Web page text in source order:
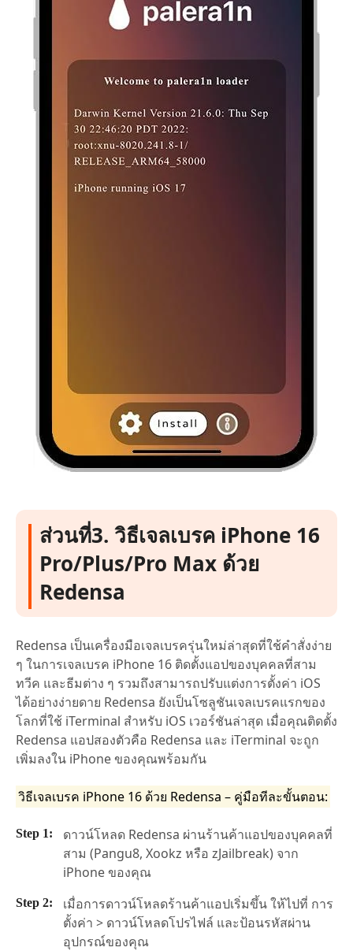
ส่วนที่3. วิธีเจลเบรค iPhone 16
Pro/Plus/Pro Max ด้วย
Redensa
Redensa เป็นเครื่องมือเจลเบรครุ่นใหม่ล่าสุดที่ใช้คำสั่งง่าย
ๆ ในการเจลเบรค iPhone 16 ติดตั้งแอปของบุคคลที่สาม
ทวีค และธีมต่าง ๆ รวมถึงสามารถปรับแต่งการตั้งค่า iOS
ได้อย่างง่ายดาย Redensa ยังเป็นโซลูชันเจลเบรคแรกของ
โลกที่ใช้ iTerminal สำหรับ iOS เวอร์ชันล่าสุด เมื่อคุณติดตั้ง
Redensa แอปสองตัวคือ Redensa และ iTerminal จะถูก
เพิ่มลงใน iPhone ของคุณพร้อมกัน
วิธีเจลเบรค iPhone 16 ด้วย Redensa – คู่มือทีละขั้นตอน:
ดาวน์โหลด Redensa ผ่านร้านค้าแอปของบุคคลที่
สาม (Pangu8, Xookz หรือ zJailbreak) จาก
iPhone ของคุณ
เมื่อการดาวน์โหลดร้านค้าแอปเริ่มขึ้น ให้ไปที่ การ
ตั้งค่า > ดาวน์โหลดโปรไฟล์ และป้อนรหัสผ่าน
อุปกรณ์ของคุณ